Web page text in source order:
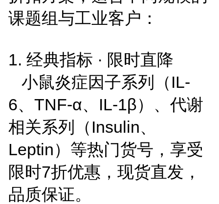
课题组与工业客户：
1. 经典指标 · 限时直降
小鼠炎症因子系列（IL-
6、TNF-α、IL-1β）、代谢
相关系列（Insulin、
Leptin）等热门货号，享受
限时7折优惠，现货直发，
品质保证。